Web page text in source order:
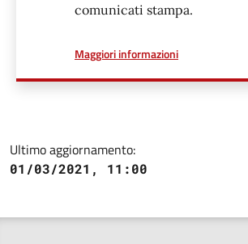
comunicati stampa.
Maggiori informazionia proposito di
Ultimo aggiornamento:
01/03/2021, 11:00